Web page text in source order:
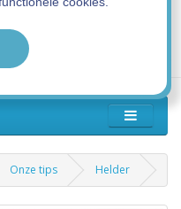
- 0,00€
Onze tips Helder